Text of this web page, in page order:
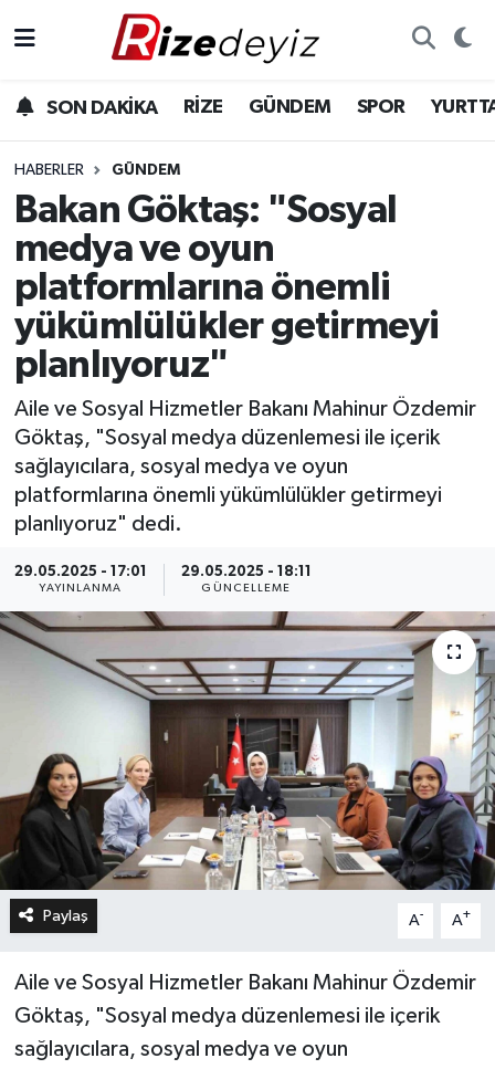
SON DAKİKA RİZE GÜNDEM SPOR
HABERLER GÜNDEM
Bakan Göktaş: "Sosyal
medya ve oyun
platformlarına önemli
yükümlülükler getirmeyi
planlıyoruz"
Aile ve Sosyal Hizmetler Bakanı Mahinur Özdemir
Göktaş, "Sosyal medya düzenlemesi ile içerik
sağlayıcılara, sosyal medya ve oyun
platformlarına önemli yükümlülükler getirmeyi
planlıyoruz" dedi.
29.05.2025 - 17:01
YAYINLANMA
29.05.2025 - 18:11
GÜNCELLEME
Paylaş A- A+
Aile ve Sosyal Hizmetler Bakanı Mahinur Özdemir
Göktaş, "Sosyal medya düzenlemesi ile içerik
sağlayıcılara, sosyal medya ve oyun
Gündem
Yurttan Haberler
Ekonomi
Teknoloji
Sağlık
Rize Hava Durumu
Rize Trafik Yoğunluk Haritası
Süper Lig Puan Durumu ve Fikstür
Tüm Manşetler
Son Dakika Haberleri
Haber Arşivi